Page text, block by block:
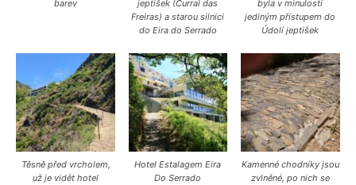
barev
jeptišek (Curral das
Freiras) a starou silnici
do Eira do Serrado
byla v minulosti
jediným přístupem do
Údolí jeptišek
Těsně před vrcholem,
už je vidět hotel
Hotel Estalagem Eira
Do Serrado
Kamenné chodníky jsou
zvlněné, po nich se